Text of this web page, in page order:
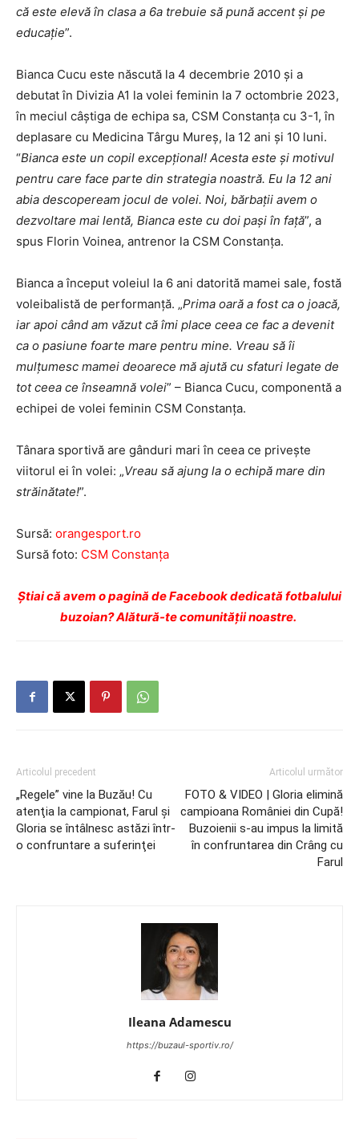
că este elevă în clasa a 6a trebuie să pună accent şi pe
educaţie”.
Bianca Cucu este născută la 4 decembrie 2010 şi a
debutat în Divizia A1 la volei feminin la 7 octombrie 2023,
în meciul câştiga de echipa sa, CSM Constanţa cu 3-1, în
deplasare cu Medicina Târgu Mureş, la 12 ani şi 10 luni.
“Bianca este un copil excepţional! Acesta este şi motivul
pentru care face parte din strategia noastră. Eu la 12 ani
abia descopeream jocul de volei. Noi, bărbaţii avem o
dezvoltare mai lentă, Bianca este cu doi paşi în faţă”, a
spus Florin Voinea, antrenor la CSM Constanţa.
Bianca a început voleiul la 6 ani datorită mamei sale, fostă
voleibalistă de performanţă. „Prima oară a fost ca o joacă,
iar apoi când am văzut că îmi place ceea ce fac a devenit
ca o pasiune foarte mare pentru mine. Vreau să îi
mulţumesc mamei deoarece mă ajută cu sfaturi legate de
tot ceea ce înseamnă volei” – Bianca Cucu, componentă a
echipei de volei feminin CSM Constanţa.
Tânara sportivă are gânduri mari în ceea ce priveşte
viitorul ei în volei: „Vreau să ajung la o echipă mare din
străinătate!”.
Sursă: orangesport.ro
Sursă foto: CSM Constanța
Ştiai că avem o pagină de Facebook dedicată fotbalului
buzoian? Alătură-te comunității noastre.
Articolul precedent
„Regele” vine la Buzău! Cu
atenţia la campionat, Farul şi
Gloria se întâlnesc astăzi într-
o confruntare a suferinţei
Articolul următor
FOTO & VIDEO | Gloria elimină
campioana României din Cupă!
Buzoienii s-au impus la limită
în confruntarea din Crâng cu
Farul
Ileana Adamescu
https://buzaul-sportiv.ro/